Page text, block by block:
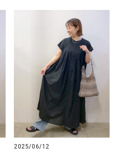
2025/06/12